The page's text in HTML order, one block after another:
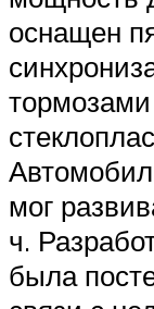
оснащен
тормозами
мог
ч.
была